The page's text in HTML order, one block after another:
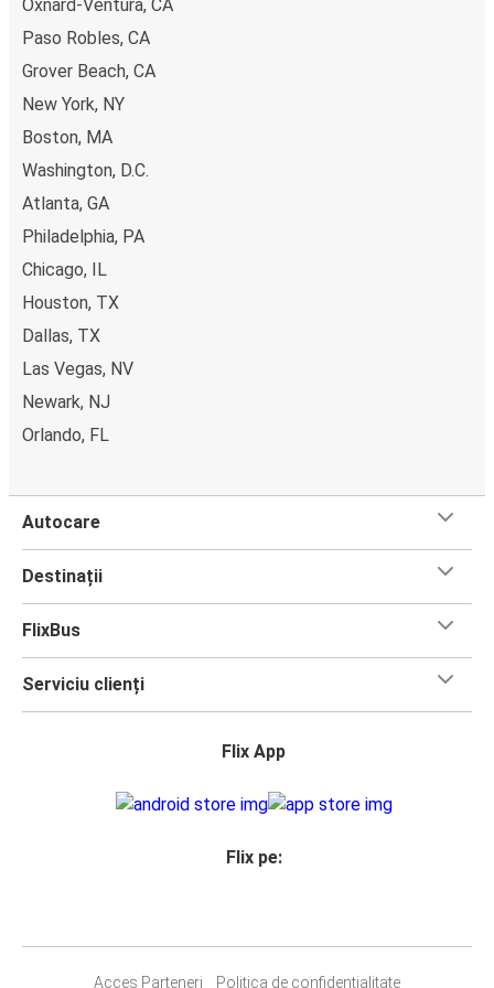
autocarelor sau la unul din punctele de vânzare.
Oxnard-Ventura, CA
Paso Robles, CA
Grover Beach, CA
New York, NY
Boston, MA
Washington, D.C.
Atlanta, GA
Philadelphia, PA
Chicago, IL
Houston, TX
Dallas, TX
Las Vegas, NV
Newark, NJ
Orlando, FL
Autocare
Destinații
FlixBus
Serviciu clienți
Flix App
Flix pe:
Acces Parteneri Politica de confidențialitate